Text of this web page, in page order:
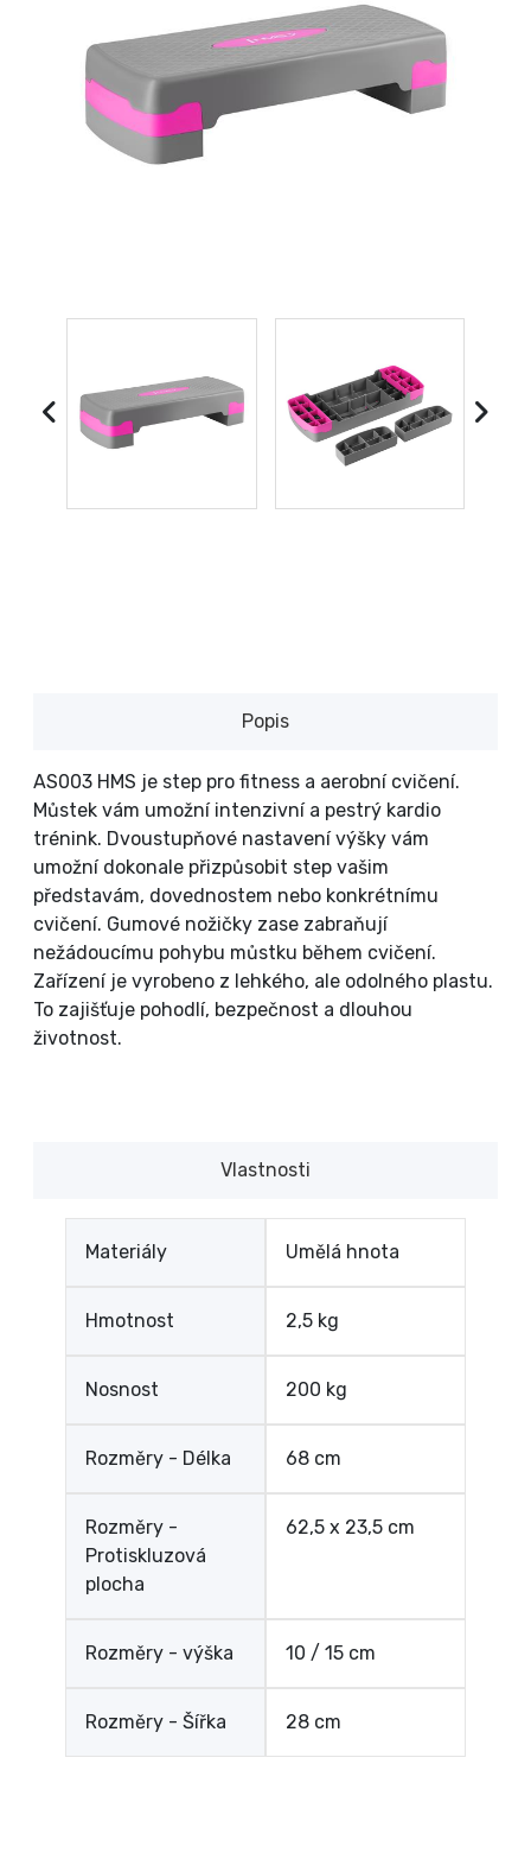
Popis
AS003 HMS je step pro fitness a aerobní cvičení.
Můstek vám umožní intenzivní a pestrý kardio
trénink. Dvoustupňové nastavení výšky vám
umožní dokonale přizpůsobit step vašim
představám, dovednostem nebo konkrétnímu
cvičení. Gumové nožičky zase zabraňují
nežádoucímu pohybu můstku během cvičení.
Zařízení je vyrobeno z lehkého, ale odolného plastu.
To zajišťuje pohodlí, bezpečnost a dlouhou
životnost.
Vlastnosti
Materiály Umělá hnota
Hmotnost 2,5 kg
Nosnost 200 kg
Rozměry - Délka 68 cm
Rozměry -
Protiskluzová
plocha
62,5 x 23,5 cm
Rozměry - výška 10 / 15 cm
Rozměry - Šířka 28 cm